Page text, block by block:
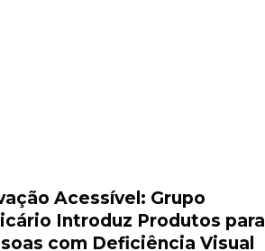
Acessível: Grupo
Introduz Produtos para
com Deficiência Visual